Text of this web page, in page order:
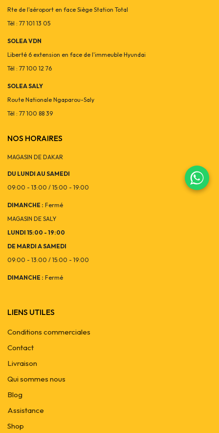
Rte de l'aéroport en face Siège Station Total
Tél : 77 101 13 05
SOLEA VDN
Liberté 6 extension en face de l'immeuble Hyundai
Tél : 77 100 12 76
SOLEA SALY
Route Nationale Ngaparou-Saly
Tél : 77 100 88 39
NOS HORAIRES
MAGASIN DE DAKAR
DU LUNDI AU SAMEDI
09:00 - 13:00 / 15:00 - 19:00
DIMANCHE : Fermé
MAGASIN DE SALY
LUNDI 15:00 - 19:00
DE MARDI A SAMEDI
09:00 - 13:00 / 15:00 - 19:00
DIMANCHE : Fermé
LIENS UTILES
Conditions commerciales
Contact
Livraison
Qui sommes nous
Blog
Assistance
Shop